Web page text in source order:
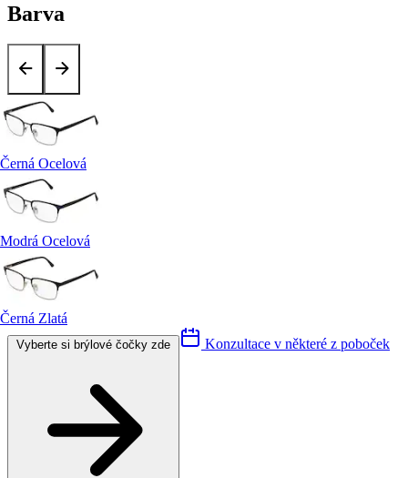
Barva
Černá Ocelová
Modrá Ocelová
Černá Zlatá
Konzultace v některé z poboček